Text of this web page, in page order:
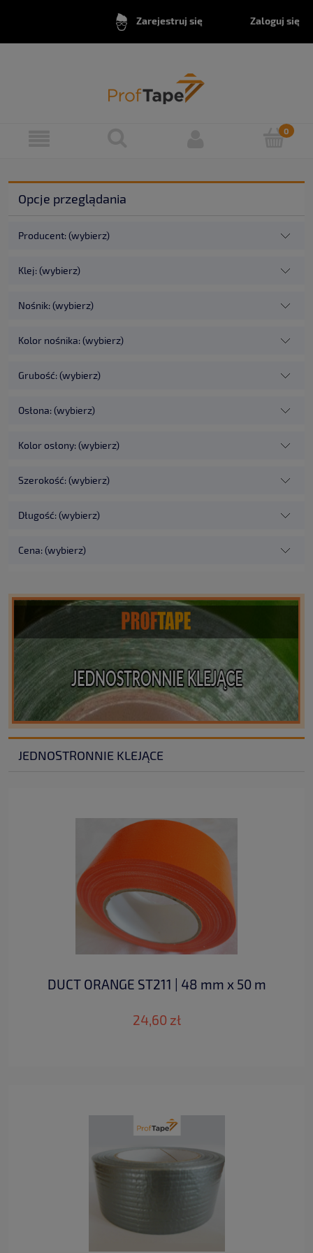
Zarejestruj się Zaloguj się
Opcje przeglądania
Producent: (wybierz)
Klej: (wybierz)
Nośnik: (wybierz)
Kolor nośnika: (wybierz)
Grubość: (wybierz)
Osłona: (wybierz)
Kolor osłony: (wybierz)
Szerokość: (wybierz)
Długość: (wybierz)
Cena: (wybierz)
JEDNOSTRONNIE KLEJĄCE
DUCT ORANGE ST211 | 48 mm x 50 m
24,60 zł